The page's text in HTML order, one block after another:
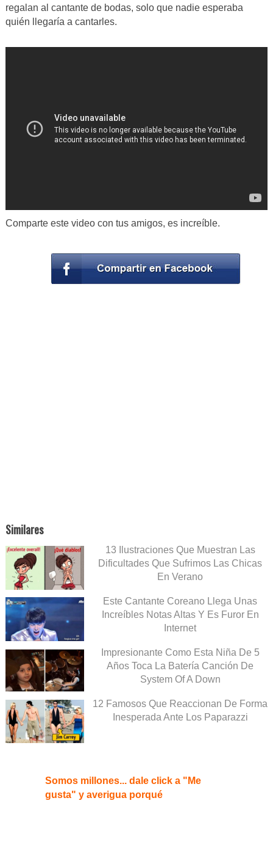
regalan al cantante de bodas, solo que nadie esperaba
quién llegaría a cantarles.
Comparte este video con tus amigos, es increíble.
Similares
13 Ilustraciones Que Muestran Las
Dificultades Que Sufrimos Las Chicas
En Verano
Este Cantante Coreano Llega Unas
Increíbles Notas Altas Y Es Furor En
Internet
Impresionante Como Esta Niña De 5
Años Toca La Batería Canción De
System Of A Down
12 Famosos Que Reaccionan De Forma
Inesperada Ante Los Paparazzi
Somos millones... dale click a "Me
gusta" y averigua porqué